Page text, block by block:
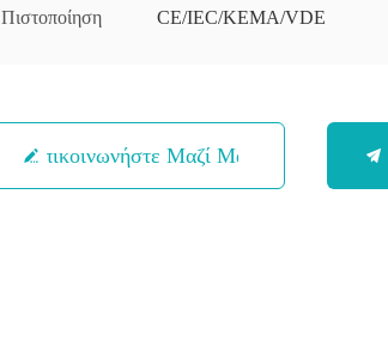
Πιστοποίηση CE/IEC/KEMA/VDE
Επικοινωνήστε Μαζί Μας